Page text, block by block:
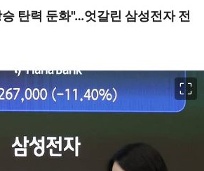
탄력 둔화"…엇갈린 삼성전자 전